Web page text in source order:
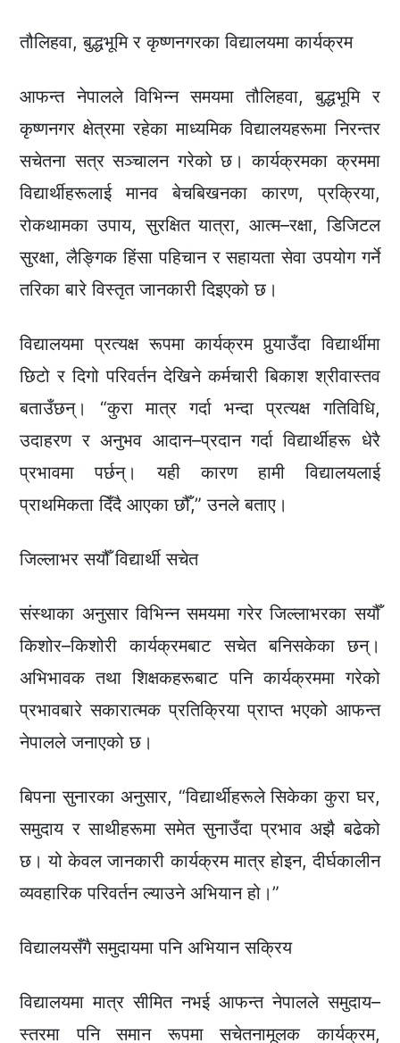
तौलिहवा, बुद्धभूमि र कृष्णनगरका विद्यालयमा कार्यक्रम
आफन्त नेपालले विभिन्न समयमा तौलिहवा, बुद्धभूमि र
कृष्णनगर क्षेत्रमा रहेका माध्यमिक विद्यालयहरूमा निरन्तर
सचेतना सत्र सञ्चालन गरेको छ। कार्यक्रमका क्रममा
विद्यार्थीहरूलाई मानव बेचबिखनका कारण, प्रक्रिया,
रोकथामका उपाय, सुरक्षित यात्रा, आत्म–रक्षा, डिजिटल
सुरक्षा, लैङ्गिक हिंसा पहिचान र सहायता सेवा उपयोग गर्ने
तरिका बारे विस्तृत जानकारी दिइएको छ।
विद्यालयमा प्रत्यक्ष रूपमा कार्यक्रम पुर्‍याउँदा विद्यार्थीमा
छिटो र दिगो परिवर्तन देखिने कर्मचारी बिकाश श्रीवास्तव
बताउँछन्। “कुरा मात्र गर्दा भन्दा प्रत्यक्ष गतिविधि,
उदाहरण र अनुभव आदान–प्रदान गर्दा विद्यार्थीहरू धेरै
प्रभावमा पर्छन्। यही कारण हामी विद्यालयलाई
प्राथमिकता दिँदै आएका छौँ,” उनले बताए।
जिल्लाभर सयौँ विद्यार्थी सचेत
संस्थाका अनुसार विभिन्न समयमा गरेर जिल्लाभरका सयौँ
किशोर–किशोरी कार्यक्रमबाट सचेत बनिसकेका छन्।
अभिभावक तथा शिक्षकहरूबाट पनि कार्यक्रममा गरेको
प्रभावबारे सकारात्मक प्रतिक्रिया प्राप्त भएको आफन्त
नेपालले जनाएको छ।
बिपना सुनारका अनुसार, “विद्यार्थीहरूले सिकेका कुरा घर,
समुदाय र साथीहरूमा समेत सुनाउँदा प्रभाव अझै बढेको
छ। यो केवल जानकारी कार्यक्रम मात्र होइन, दीर्घकालीन
व्यवहारिक परिवर्तन ल्याउने अभियान हो।”
विद्यालयसँगै समुदायमा पनि अभियान सक्रिय
विद्यालयमा मात्र सीमित नभई आफन्त नेपालले समुदाय–
स्तरमा पनि समान रूपमा सचेतनामूलक कार्यक्रम,